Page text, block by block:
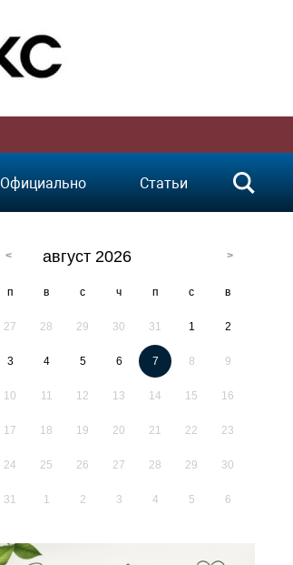
Официально Статьи
август 2026
п в с ч п с в
27 28 29 30 31 1 2
3 4 5 6 7 8 9
10 11 12 13 14 15 16
17 18 19 20 21 22 23
24 25 26 27 28 29 30
31 1 2 3 4 5 6